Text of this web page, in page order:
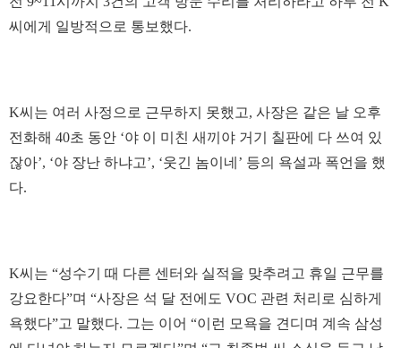
씨에게 일방적으로 통보했다.
K씨는 여러 사정으로 근무하지 못했고, 사장은 같은 날 오후
전화해 40초 동안 ‘야 이 미친 새끼야 거기 칠판에 다 쓰여 있
잖아’, ‘야 장난 하냐고’, ‘웃긴 놈이네’ 등의 욕설과 폭언을 했
다.
K씨는 “성수기 때 다른 센터와 실적을 맞추려고 휴일 근무를
강요한다”며 “사장은 석 달 전에도 VOC 관련 처리로 심하게
욕했다”고 말했다. 그는 이어 “이런 모욕을 견디며 계속 삼성